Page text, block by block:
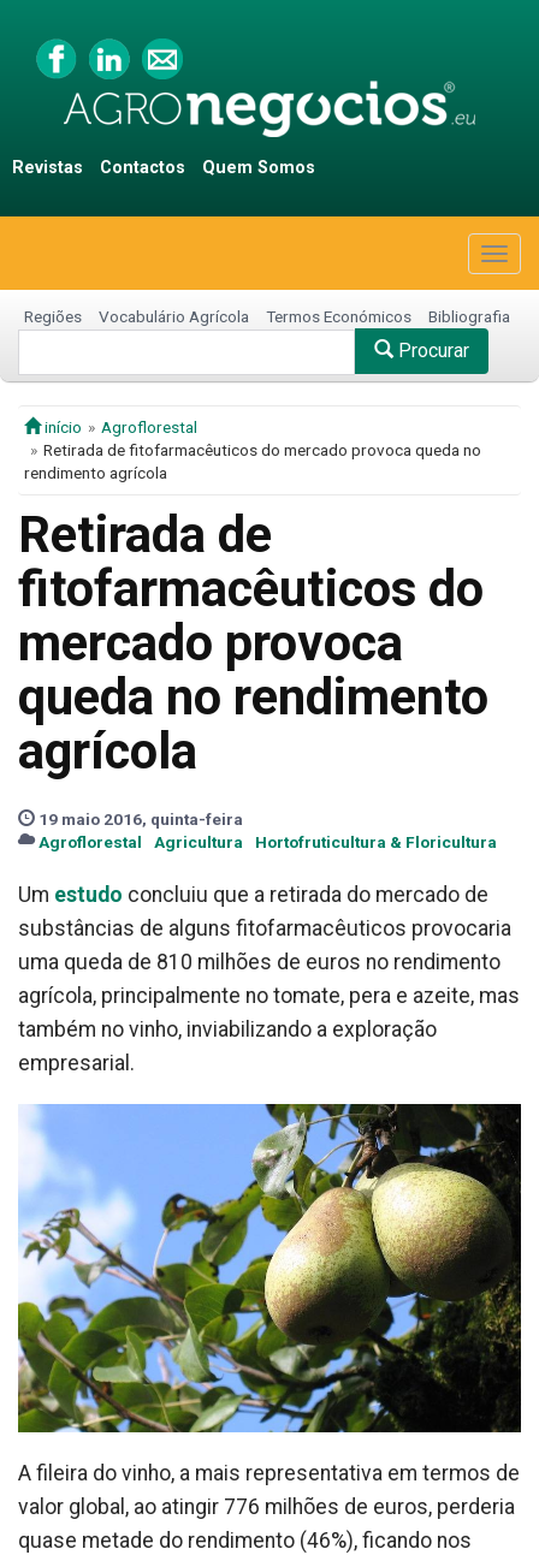
Revistas Contactos Quem Somos
Regiões Vocabulário Agrícola Termos Económicos Bibliografia
Procurar
início
Agroflorestal
Retirada de fitofarmacêuticos do mercado provoca queda no
rendimento agrícola
Retirada de
fitofarmacêuticos do
mercado provoca
queda no rendimento
agrícola
19 maio 2016, quinta-feira
Agroflorestal
Agricultura Hortofruticultura & Floricultura
Um estudo concluiu que a retirada do mercado de
substâncias de alguns fitofarmacêuticos provocaria
uma queda de 810 milhões de euros no rendimento
agrícola, principalmente no tomate, pera e azeite, mas
também no vinho, inviabilizando a exploração
empresarial.
A fileira do vinho, a mais representativa em termos de
valor global, ao atingir 776 milhões de euros, perderia
quase metade do rendimento (46%), ficando nos